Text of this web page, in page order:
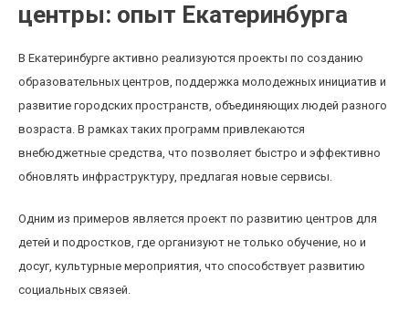
центры: опыт Екатеринбурга
В Екатеринбурге активно реализуются проекты по созданию
образовательных центров, поддержка молодежных инициатив и
развитие городских пространств, объединяющих людей разного
возраста. В рамках таких программ привлекаются
внебюджетные средства, что позволяет быстро и эффективно
обновлять инфраструктуру, предлагая новые сервисы.
Одним из примеров является проект по развитию центров для
детей и подростков, где организуют не только обучение, но и
досуг, культурные мероприятия, что способствует развитию
социальных связей.